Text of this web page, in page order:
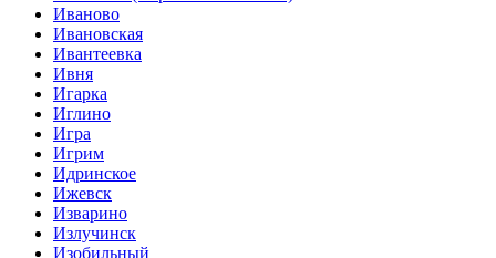
Иваново
Ивановская
Ивантеевка
Ивня
Игарка
Иглино
Игра
Игрим
Идринское
Ижевск
Изварино
Излучинск
Изобильный